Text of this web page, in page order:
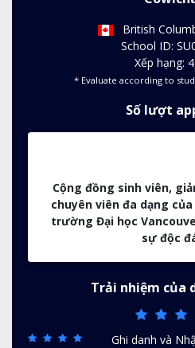
British
School ID:
Xếp hạng:
* Evaluate according to
Số lượt
Cộng đồng sinh viên,
chuyên viên đa dạng
trường Đại học
sự độc
Trải nhiệm của
Ghi danh và